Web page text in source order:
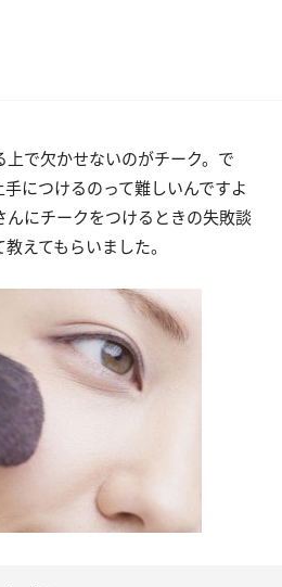
で欠かせないのがチーク。で
につけるのって難しいんですよ
んにチークをつけるときの失敗談
えてもらいました。